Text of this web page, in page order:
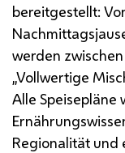
bereitgestellt:
werden
„Vollwertige
Alle Speisepläne
Regionalität und